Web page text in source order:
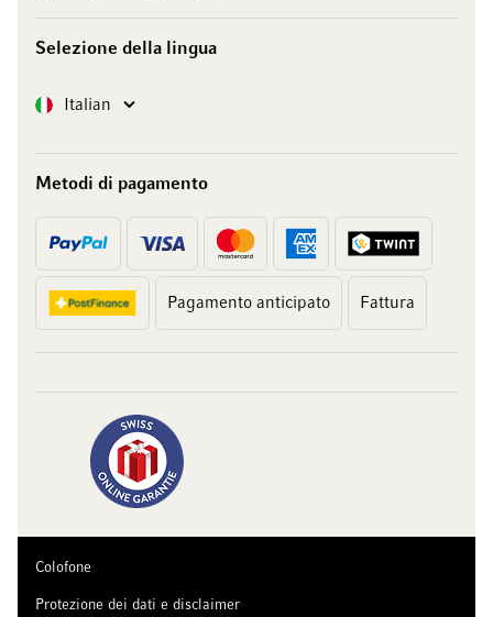
Selezione della lingua
Lingua Italian
Metodi di pagamento
Pagamento anticipato Fattura
Colofone
Protezione dei dati e disclaimer